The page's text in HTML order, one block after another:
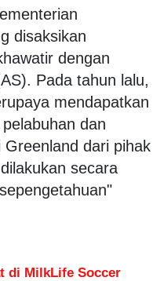
disaksikan
dengan
Pada tahun lalu,
mendapatkan
dan
dari pihak
secara
di MilkLife Soccer